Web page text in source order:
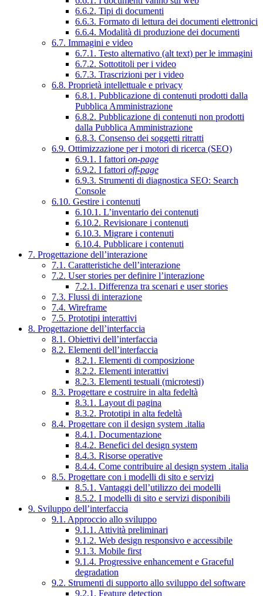
6.6.2. Tipi di documenti
6.6.3. Formato di lettura dei documenti elettronici
6.6.4. Modalità di produzione dei documenti
6.7. Immagini e video
6.7.1. Testo alternativo (alt text) per le immagini
6.7.2. Sottotitoli per i video
6.7.3. Trascrizioni per i video
6.8. Proprietà intellettuale e privacy
6.8.1. Pubblicazione di contenuti prodotti dalla
Pubblica Amministrazione
6.8.2. Pubblicazione di contenuti non prodotti
dalla Pubblica Amministrazione
6.8.3. Consenso dei soggetti ritratti
6.9. Ottimizzazione per i motori di ricerca (SEO)
6.9.1. I fattori on-page
6.9.2. I fattori off-page
6.9.3. Strumenti di diagnostica SEO: Search
Console
6.10. Gestire i contenuti
6.10.1. L’inventario dei contenuti
6.10.2. Revisionare i contenuti
6.10.3. Migrare i contenuti
6.10.4. Pubblicare i contenuti
7. Progettazione dell’interazione
7.1. Caratteristiche dell’interazione
7.2. User stories per definire l’interazione
7.2.1. Differenza tra scenari e user stories
7.3. Flussi di interazione
7.4. Wireframe
7.5. Prototipi interattivi
8. Progettazione dell’interfaccia
8.1. Obiettivi dell’interfaccia
8.2. Elementi dell’interfaccia
8.2.1. Elementi di composizione
8.2.2. Elementi interattivi
8.2.3. Elementi testuali (microtesti)
8.3. Progettare e costruire in alta fedeltà
8.3.1. Layout di pagina
8.3.2. Prototipi in alta fedeltà
8.4. Progettare con il design system .italia
8.4.1. Documentazione
8.4.2. Benefici del design system
8.4.3. Risorse operative
8.4.4. Come contribuire al design system .italia
8.5. Progettare con i modelli di sito e servizi
8.5.1. Vantaggi dell’utilizzo dei modelli
8.5.2. I modelli di sito e servizi disponibili
9. Sviluppo dell’interfaccia
9.1. Approccio allo sviluppo
9.1.1. Attività preliminari
9.1.2. Web design responsivo e accessibile
9.1.3. Mobile first
9.1.4. Progressive enhancement e Graceful
degradation
9.2. Strumenti di supporto allo sviluppo del software
9.2.1. Feature detection